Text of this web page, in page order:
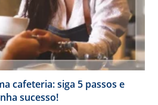
cafeteria: siga 5 passos e
sucesso!